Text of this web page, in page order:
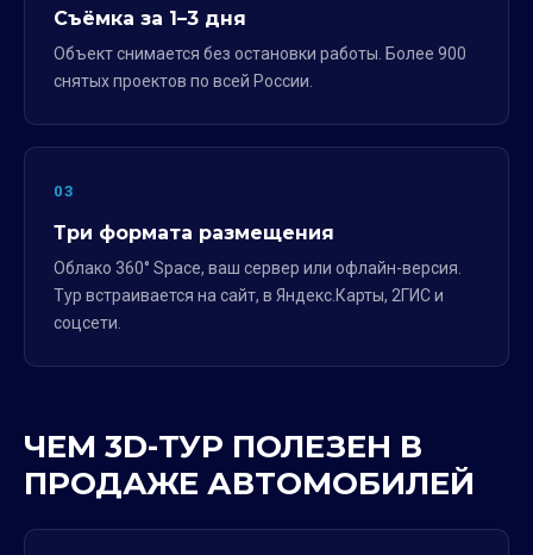
Съёмка за 1–3 дня
Объект снимается без остановки работы. Более 900
снятых проектов по всей России.
03
Три формата размещения
Облако 360° Space, ваш сервер или офлайн-версия.
Тур встраивается на сайт, в Яндекс.Карты, 2ГИС и
соцсети.
ЧЕМ 3D-ТУР ПОЛЕЗЕН В
ПРОДАЖЕ АВТОМОБИЛЕЙ